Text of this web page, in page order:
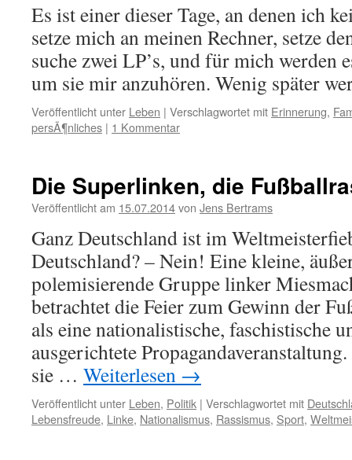
Es ist einer dieser Tage, an denen ich
setze mich an meinen Rechner, setze
suche zwei LP’s, und für mich werden
um sie mir anzuhören. Wenig später
Veröffentlicht unter Leben | Verschlagwortet mit Erinnerung,
persÃ¶nliches | 1 Kommentar
Die Superlinken, die
Veröffentlicht am 15.07.2014von Jens Bertrams
Ganz Deutschland ist im
Deutschland? – Nein! Eine kleine,
polemisierende Gruppe linker
betrachtet die Feier zum Gewinn der
als eine nationalistische, faschistische
ausgerichtete
sie … Weiterlesen →
Veröffentlicht unter Leben, Politik | Verschlagwortet mit
Lebensfreude, Linke, Nationalismus, Rassismus, Sport,